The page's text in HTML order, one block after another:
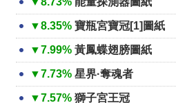
▼8.35% 寶瓶宮寶冠[1]圖紙
▼7.99% 黃鳳蝶翅膀圖紙
▼7.73% 星界·奪魂者
▼7.57% 獅子宮王冠